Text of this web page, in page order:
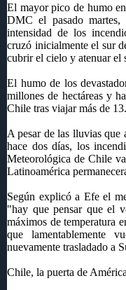
El mayor pico de humo
DMC el pasado
intensidad de los
cruzó inicialmente el sur
cubrir el cielo y atenuar el
El humo de los
millones de hectáreas y
Chile tras viajar más de
A pesar de las lluvias que
hace dos días, los
Meteorológica de Chile
Latinoamérica
Según explicó a Efe el
"hay que pensar que el
máximos de temperatura
que lamentablemente
nuevamente trasladado a
Chile, la puerta de